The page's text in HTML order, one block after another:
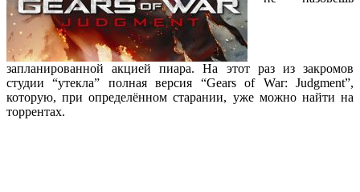
запланированной акцией пиара. На этот раз из закромов
студии “утекла” полная версия “Gears of War: Judgment”,
которую, при определённом старании, уже можно найти на
торрентах.